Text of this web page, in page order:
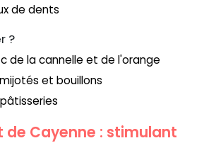
de dents
?
de la cannelle et de l'orange
mijotés et bouillons
de Cayenne : stimulant